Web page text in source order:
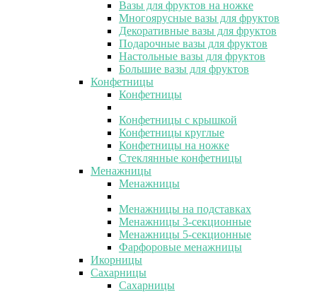
Вазы для фруктов на ножке
Многоярусные вазы для фруктов
Декоративные вазы для фруктов
Подарочные вазы для фруктов
Настольные вазы для фруктов
Большие вазы для фруктов
Конфетницы
Конфетницы
Конфетницы с крышкой
Конфетницы круглые
Конфетницы на ножке
Стеклянные конфетницы
Менажницы
Менажницы
Менажницы на подставках
Менажницы 3-секционные
Менажницы 5-секционные
Фарфоровые менажницы
Икорницы
Сахарницы
Сахарницы